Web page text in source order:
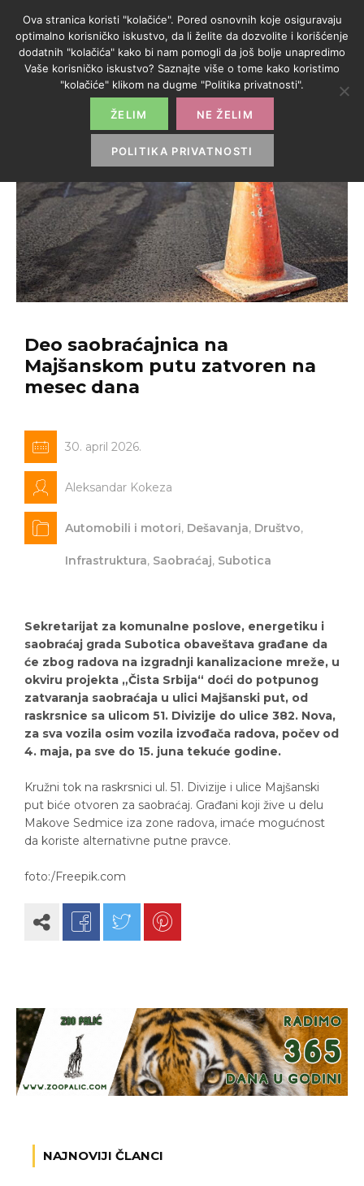
Deo saobraćajnica na
Majšanskom putu zatvoren na
mesec dana
30. april 2026.
Aleksandar Kokeza
Automobili i motori, Dešavanja, Društvo,
Infrastruktura, Saobraćaj, Subotica
Sekretarijat za komunalne poslove, energetiku i
saobraćaj grada Subotica obaveštava građane da
će zbog radova na izgradnji kanalizacione mreže, u
okviru projekta „Čista Srbija“ doći do potpunog
zatvaranja saobraćaja u ulici Majšanski put, od
raskrsnice sa ulicom 51. Divizije do ulice 382. Nova,
za sva vozila osim vozila izvođača radova, počev od
4. maja, pa sve do 15. juna tekuće godine.
Kružni tok na raskrsnici ul. 51. Divizije i ulice Majšanski
put biće otvoren za saobraćaj. Građani koji žive u delu
Makove Sedmice iza zone radova, imaće mogućnost
da koriste alternativne putne pravce.
foto:/Freepik.com
NAJNOVIJI ČLANCI
Ova stranica koristi "kolačiće". Pored osnovnih koje osiguravaju
optimalno korisničko iskustvo, da li želite da dozvolite i korišćenje
dodatnih "kolačića" kako bi nam pomogli da još bolje unapredimo
Vaše korisničko iskustvo? Saznajte više o tome kako koristimo
"kolačiće" klikom na dugme "Politika privatnosti".
ŽELIM NE ŽELIM
POLITIKA PRIVATNOSTI